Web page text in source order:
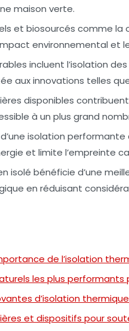
maison verte.
et biosourcés comme la
environnemental et
incluent l’isolation
aux innovations telles
disponibles
à un plus grand
isolation performante
et limite l’empreinte
isolé bénéficie d’une
en réduisant
de l’isolation
les plus
d’isolation
et dispositifs pour